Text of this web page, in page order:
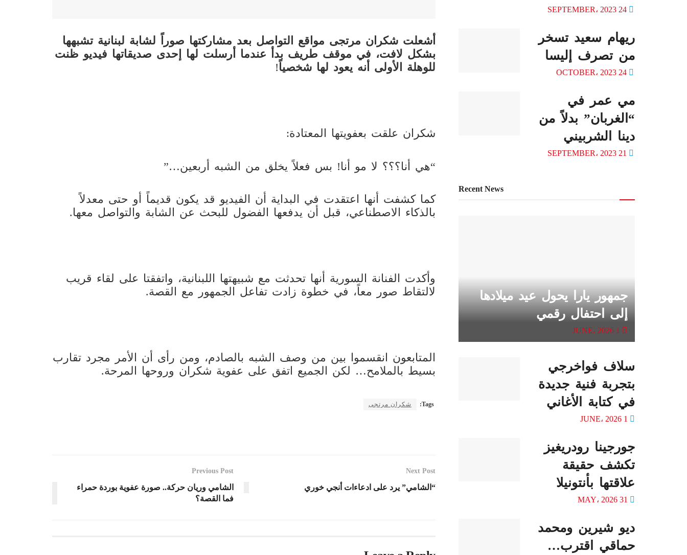
أشعلت شكران مرتجى مواقع التواصل بعد مشاركتها صوراً لشابة لبنانية تشبهها
بشكل لافت، في موقف طريف بدأ عندما أرسلت لها إحدى صديقاتها فيديو ظنت
للوهلة الأولى أنه يعود لها شخصياً!
شكران علقت بعفويتها المعتادة:
“هي أنا؟؟؟ لا مو أنا! بس فعلاً يخلق من الشبه أربعين…”
كما كشفت أنها اعتقدت في البداية أن الفيديو قد يكون قديماً أو حتى معدلاً
بالذكاء الاصطناعي، قبل أن يدفعها الفضول للبحث عن الشابة والتواصل معها.
وأكدت الفنانة السورية أنها تحدثت مع شبيهتها اللبنانية، واتفقتا على لقاء قريب
لالتقاط صور معاً، في خطوة زادت تفاعل الجمهور مع القصة.
المتابعون انقسموا بين من وصف الشبه بالصادم، ومن رأى أن الأمر مجرد تقارب
بسيط بالملامح… لكن الجميع اتفق على عفوية شكران وروحها المرحة.
Tags: شكران مرتجى
Previous Post
الشامي وريان حركة.. صورة عفوية بوردة حمراء
فما القصة؟
Next Post
“الشامي” يرد على ادعاءات أنجي خوري
ريهام سعيد تسخر
من تصرف إليسا
مي عمر في
“الغربان” بدلاً من
دينا الشربيني
Recent News
جمهور يارا يحول عيد ميلادها
إلى احتفال رقمي
سلاف فواخرجي
بتجربة فنية جديدة
في كتابة الأغاني
جورجينا رودريغيز
تكشف حقيقة
علاقتها بأنتونيلا
ديو شيرين ومحمد
حماقي اقترب…